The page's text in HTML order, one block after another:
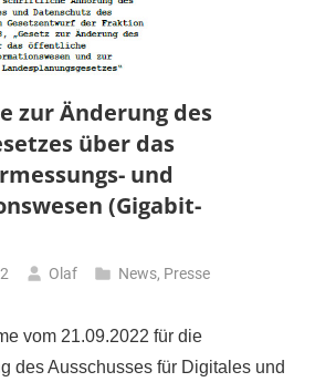
zur Änderung des
über das
und
(Gigabit-
Olaf News, Presse
vom 21.09.2022 für die
des Ausschusses für Digitales und